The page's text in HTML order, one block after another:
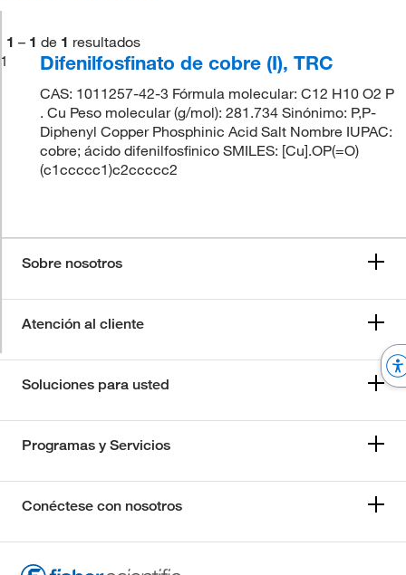
1 – 1 de 1 resultados
1
Difenilfosfinato de cobre (I), TRC
CAS: 1011257-42-3 Fórmula molecular: C12 H10 O2 P
. Cu Peso molecular (g/mol): 281.734 Sinónimo: P,P-
Diphenyl Copper Phosphinic Acid Salt Nombre IUPAC:
cobre; ácido difenilfosfinico SMILES: [Cu].OP(=O)
(c1ccccc1)c2ccccc2
Sobre nosotros
Atención al cliente
Soluciones para usted
Programas y Servicios
Conéctese con nosotros